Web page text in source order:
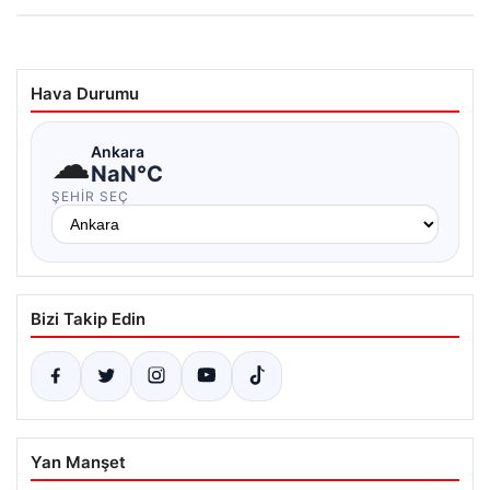
Hava Durumu
☁Ankara
NaN°C
ŞEHIR SEÇ
Bizi Takip Edin
Yan Manşet